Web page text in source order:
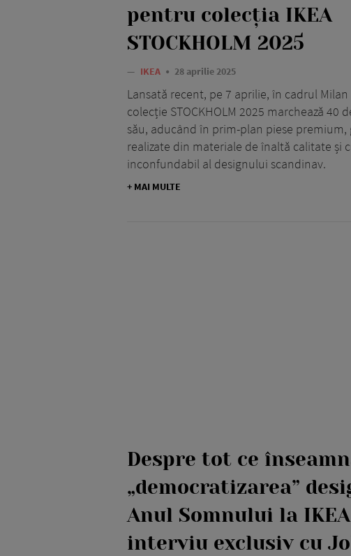
pentru colecția IKEA
STOCKHOLM 2025
— IKEA 28 aprilie 2025
Lansată recent, pe 7 aprilie, în cadrul Milan
colecție STOCKHOLM 2025 marchează 40
său, aducând în prim-plan piese premium,
realizate din materiale de înaltă calitate și
inconfundabil al designului scandinav.
+ MAI MULTE
Despre tot ce
„democratizarea”
Anul Somnului la
interviu exclusiv cu